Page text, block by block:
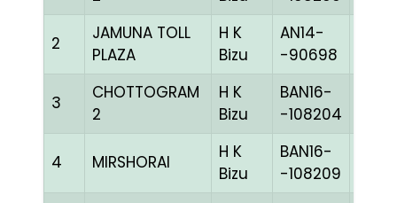
2
JAMUNA TOLL
PLAZA
H K
Bizu
AN14-
-90698
3
CHOTTOGRAM
2
H K
Bizu
BAN16-
-108204
4 MIRSHORAI
H K
Bizu
BAN16-
-108209